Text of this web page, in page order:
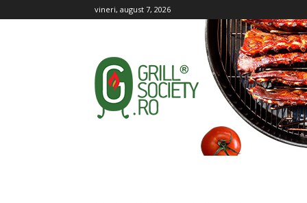
vineri, august 7, 2026
Grill
Society